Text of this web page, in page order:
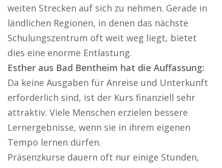
weiten Strecken auf sich zu nehmen. Gerade in
ländlichen Regionen, in denen das nächste
Schulungszentrum oft weit weg liegt, bietet
dies eine enorme Entlastung.
Esther aus Bad Bentheim hat die Auffassung:
Da keine Ausgaben für Anreise und Unterkunft
erforderlich sind, ist der Kurs finanziell sehr
attraktiv. Viele Menschen erzielen bessere
Lernergebnisse, wenn sie in ihrem eigenen
Tempo lernen dürfen.
Präsenzkurse dauern oft nur einige Stunden,